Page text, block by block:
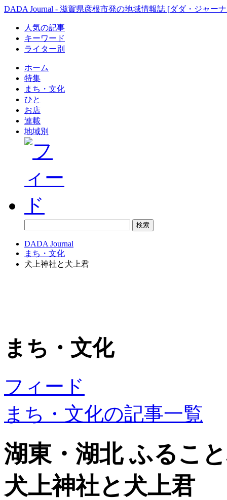
DADA Journal - 滋賀県彦根市発の地域情報誌 [ダダ・ジャー
人気の記事
キーワード
ライター別
ホーム
特集
まち・文化
ひと
お店
連載
地域別
DADA Journal
まち・文化
犬上神社と犬上君
まち・文化
フィード
まち・文化の記事一覧
湖東・湖北 ふるこ
犬上神社と犬上君